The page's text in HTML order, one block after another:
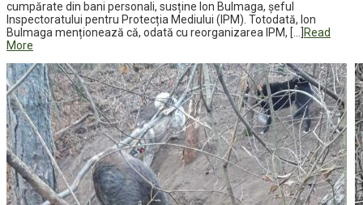
cumpărate din bani personali, susține Ion Bulmaga, șeful
Inspectoratului pentru Protecția Mediului (IPM). Totodată, Ion
Bulmaga menționează că, odată cu reorganizarea IPM, […]Read
More